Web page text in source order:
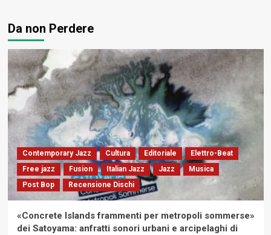
Da non Perdere
Contemporary Jazz Cultura Editoriale
Elettro-Beat
Free jazz
Fusion Italian Jazz Jazz
Musica
Post Bop
Recensione Dischi
«Concrete Islands frammenti per metropoli sommerse»
dei Satoyama: anfratti sonori urbani e arcipelaghi di